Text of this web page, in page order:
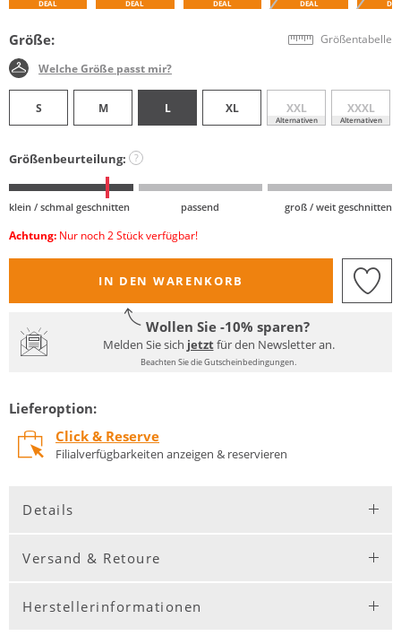
DEAL DEAL DEAL DEAL
Größe: Größentabelle
Welche Größe passt mir?
S M L XL XXL
Alternativen
XXXL
Alternativen
Größenbeurteilung: ?
klein / schmal geschnitten passend groß / weit geschnitten
Achtung: Nur noch 2 Stück verfügbar!
IN DEN WARENKORB
Wollen Sie -10% sparen?
Melden Sie sich jetztfür den Newsletter an.
Beachten Sie die Gutscheinbedingungen.
Lieferoption:
Click & Reserve
Filialverfügbarkeiten anzeigen & reservieren
Details
Versand & Retoure
Herstellerinformationen